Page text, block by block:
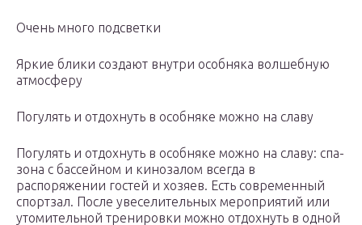
Очень много подсветки
Яркие блики создают внутри особняка волшебную
атмосферу
Погулять и отдохнуть в особняке можно на славу
Погулять и отдохнуть в особняке можно на славу: спа-
зона с бассейном и кинозалом всегда в
распоряжении гостей и хозяев. Есть современный
спортзал. После увеселительных мероприятий или
утомительной тренировки можно отдохнуть в одной